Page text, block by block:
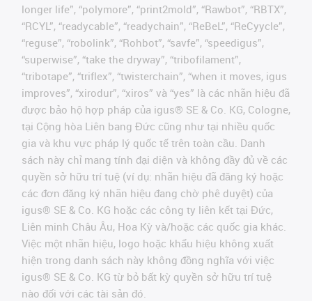
longer life”, “polymore”, “print2mold”, “Rawbot”, “RBTX”,
“RCYL”, “readycable”, “readychain”, “ReBeL”, “ReCyycle”,
“reguse”, “robolink”, “Rohbot”, “savfe”, “speedigus”,
“superwise”, “take the dryway”, “tribofilament”,
“tribotape”, “triflex”, “twisterchain”, “when it moves, igus
improves”, “xirodur”, “xiros” và “yes” là các nhãn hiệu đã
được bảo hộ hợp pháp của igus® SE & Co. KG, Cologne,
tại Cộng hòa Liên bang Đức cũng như tại nhiều quốc
gia và khu vực pháp lý quốc tế trên toàn cầu. Danh
sách này chỉ mang tính đại diện và không đầy đủ về các
quyền sở hữu trí tuệ (ví dụ: nhãn hiệu đã đăng ký hoặc
các đơn đăng ký nhãn hiệu đang chờ phê duyệt) của
igus® SE & Co. KG hoặc các công ty liên kết tại Đức,
Liên minh Châu Âu, Hoa Kỳ và/hoặc các quốc gia khác.
Việc một nhãn hiệu, logo hoặc khẩu hiệu không xuất
hiện trong danh sách này không đồng nghĩa với việc
igus® SE & Co. KG từ bỏ bất kỳ quyền sở hữu trí tuệ
nào đối với các tài sản đó.